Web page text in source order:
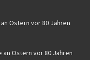
Ostern vor 80 Jahren
an Ostern vor 80 Jahren